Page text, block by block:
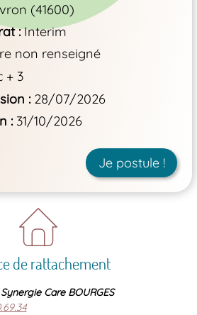
(41600)
Interim
non renseigné
+ 3
28/07/2026
31/10/2026
Je postule !
de rattachement
Care BOURGES